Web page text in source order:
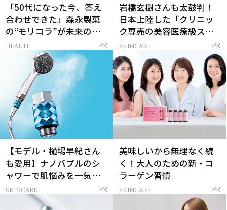
「50代になった今、答え
合わせできた」森永製菓
の“モリコラ”が未来のキ
レイを連れてくる！
HEALTH PR
岩橋玄樹さんも太鼓判！
日本上陸した「クリニッ
ク専売の美容医療級スキ
ンケア」
SKINCARE PR
【モデル・樋場早紀さん
も愛用】ナノバブルのシ
ャワーで肌悩みを一気に
解決
SKINCARE PR
美味しいから無理なく続
く！大人のための新・コ
ラーゲン習慣
SKINCARE PR